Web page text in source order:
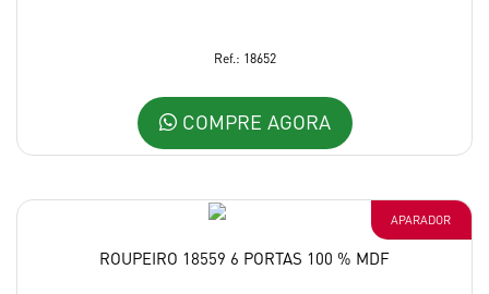
Ref.: 18652
COMPRE AGORA
APARADOR
ROUPEIRO 18559 6 PORTAS 100 % MDF